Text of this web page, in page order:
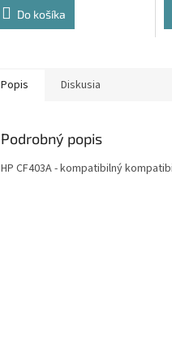
Do košíka
Popis Diskusia
Podrobný popis
HP CF403A - kompatibilný